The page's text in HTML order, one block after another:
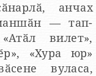
анчах
— тап-
вилет»,
«Хура юр»
вуласа,